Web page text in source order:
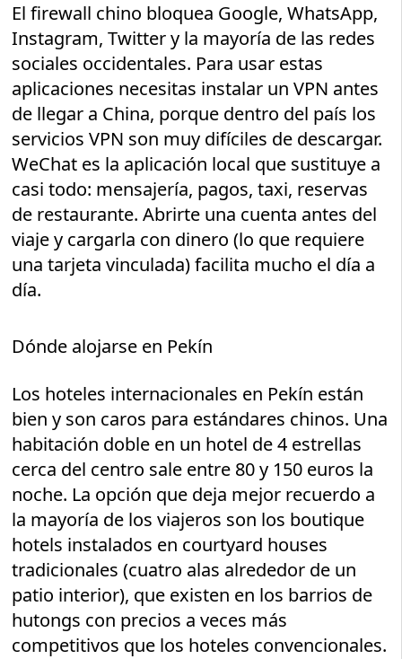
El firewall chino bloquea Google, WhatsApp,
Instagram, Twitter y la mayoría de las redes
sociales occidentales. Para usar estas
aplicaciones necesitas instalar un VPN antes
de llegar a China, porque dentro del país los
servicios VPN son muy difíciles de descargar.
WeChat es la aplicación local que sustituye a
casi todo: mensajería, pagos, taxi, reservas
de restaurante. Abrirte una cuenta antes del
viaje y cargarla con dinero (lo que requiere
una tarjeta vinculada) facilita mucho el día a
día.
Dónde alojarse en Pekín
Los hoteles internacionales en Pekín están
bien y son caros para estándares chinos. Una
habitación doble en un hotel de 4 estrellas
cerca del centro sale entre 80 y 150 euros la
noche. La opción que deja mejor recuerdo a
la mayoría de los viajeros son los boutique
hotels instalados en courtyard houses
tradicionales (cuatro alas alrededor de un
patio interior), que existen en los barrios de
hutongs con precios a veces más
competitivos que los hoteles convencionales.